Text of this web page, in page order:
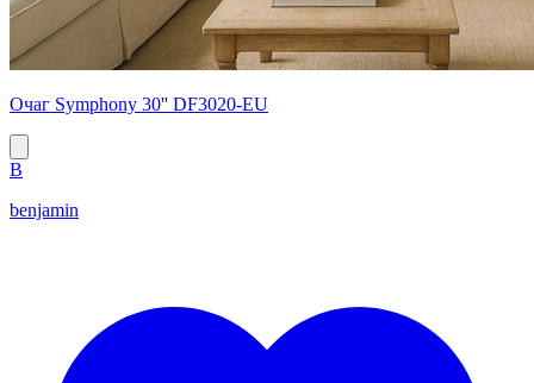
Очаг Symphony 30'' DF3020-EU
B
benjamin